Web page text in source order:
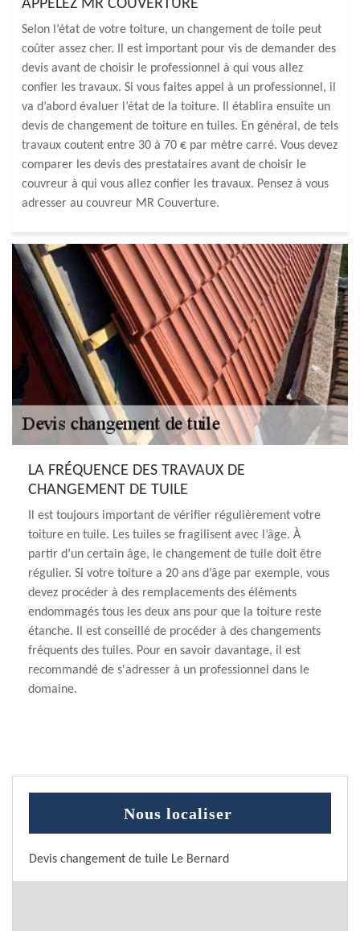
APPELEZ MR COUVERTURE
Selon l’état de votre toiture, un changement de toile peut
coûter assez cher. Il est important pour vis de demander des
devis avant de choisir le professionnel à qui vous allez
confier les travaux. Si vous faites appel à un professionnel, il
va d’abord évaluer l’état de la toiture. Il établira ensuite un
devis de changement de toiture en tuiles. En général, de tels
travaux coutent entre 30 à 70 € par mètre carré. Vous devez
comparer les devis des prestataires avant de choisir le
couvreur à qui vous allez confier les travaux. Pensez à vous
adresser au couvreur MR Couverture.
LA FRÉQUENCE DES TRAVAUX DE
CHANGEMENT DE TUILE
Il est toujours important de vérifier régulièrement votre
toiture en tuile. Les tuiles se fragilisent avec l’âge. À
partir d’un certain âge, le changement de tuile doit être
régulier. Si votre toiture a 20 ans d’âge par exemple, vous
devez procéder à des remplacements des éléments
endommagés tous les deux ans pour que la toiture reste
étanche. Il est conseillé de procéder à des changements
fréquents des tuiles. Pour en savoir davantage, il est
recommandé de s'adresser à un professionnel dans le
domaine.
Nous localiser
Devis changement de tuile Le Bernard